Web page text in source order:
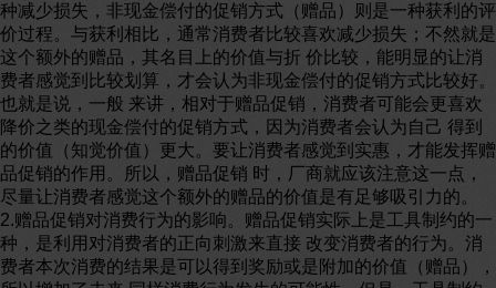
种减少损失，非现金偿付的促销方式（赠品）则是一种获利的评
价过程。与获利相比，通常消费者比较喜欢减少损失；不然就是
这个额外的赠品，其名目上的价值与折 价比较，能明显的让消
费者感觉到比较划算，才会认为非现金偿付的促销方式比较好。
也就是说，一般 来讲，相对于赠品促销，消费者可能会更喜欢
降价之类的现金偿付的促销方式，因为消费者会认为自己 得到
的价值（知觉价值）更大。要让消费者感觉到实惠，才能发挥赠
品促销的作用。所以，赠品促销 时，厂商就应该注意这一点，
尽量让消费者感觉这个额外的赠品的价值是有足够吸引力的。
2.赠品促销对消费行为的影响。赠品促销实际上是工具制约的一
种，是利用对消费者的正向刺激来直接 改变消费者的行为。消
费者本次消费的结果是可以得到奖励或是附加的价值（赠品），